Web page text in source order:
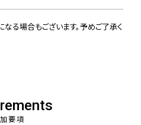
る場合もございます。予めご了承く
要項